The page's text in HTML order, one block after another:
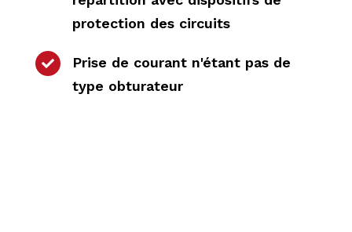
protection des circuits

Prise de courant n'étant pas de
type obturateur